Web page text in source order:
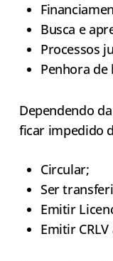
Busca e
Processos
Penhora de
Dependendo
ficar impedido
Circular;
Ser
Emitir
Emitir